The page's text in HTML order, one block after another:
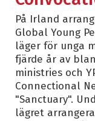
På Irland
Global Young
läger för unga
fjärde år av
ministries och
Connectional
"Sanctuary".
lägret